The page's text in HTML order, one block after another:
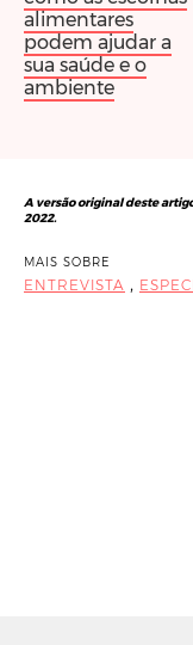
alimentares
podem ajudar a
sua saúde e o
ambiente
A versão original deste
2022.
MAIS SOBRE
ENTREVISTA ,